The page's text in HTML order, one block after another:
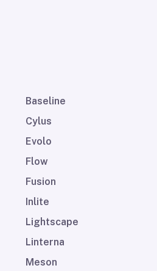
Baseline
Cylus
Evolo
Flow
Fusion
Inlite
Lightscape
Linterna
Meson